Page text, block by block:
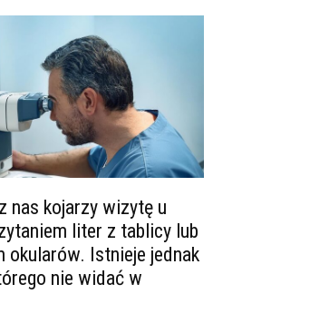
nas kojarzy wizytę u
liter z tablicy lub
okularów. Istnieje jednak
nie widać w